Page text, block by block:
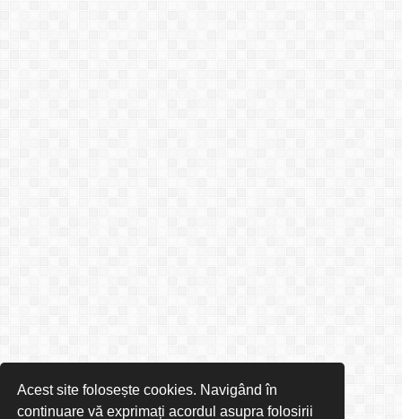
Acest site folosește cookies. Navigând în
continuare vă exprimați acordul asupra folosirii